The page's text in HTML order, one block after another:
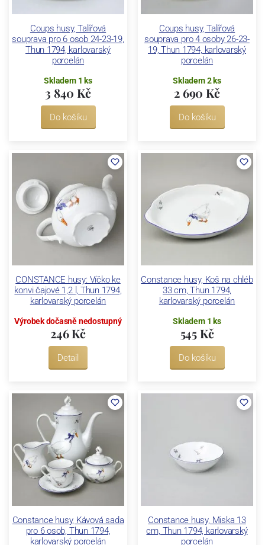
Coups husy, Talířová
souprava pro 6 osob 24-23-19,
Thun 1794, karlovarský
porcelán
Skladem 1 ks
3 840 Kč
Do košíku
Coups husy, Talířová
souprava pro 4 osoby 26-23-
19, Thun 1794, karlovarský
porcelán
Skladem 2 ks
2 690 Kč
Do košíku
CONSTANCE husy: Víčko ke
konvi čajové 1,2 l, Thun 1794,
karlovarský porcelán
Výrobek dočasně nedostupný
246 Kč
Detail
Constance husy, Koš na chléb
33 cm, Thun 1794,
karlovarský porcelán
Skladem 1 ks
545 Kč
Do košíku
Constance husy, Kávová sada
pro 6 osob, Thun 1794,
karlovarský porcelán
Constance husy, Miska 13
cm, Thun 1794, karlovarský
porcelán